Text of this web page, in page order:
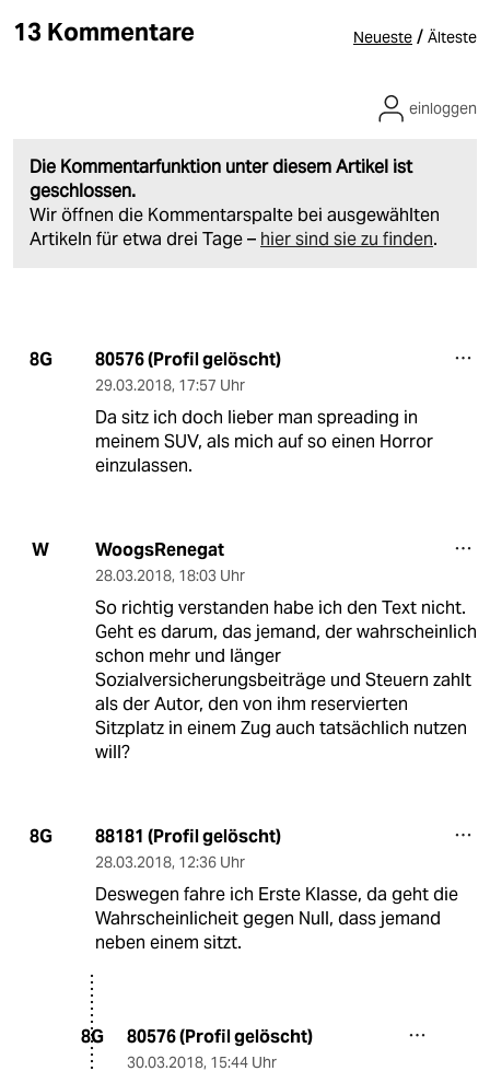
13 Kommentare Neueste / Älteste
Die Kommentarfunktion unter diesem Artikel ist
geschlossen.
Wir öffnen die Kommentarspalte bei ausgewählten
Artikeln für etwa drei Tage – hier sind sie zu finden.
einloggen
8G 80576 (Profil gelöscht)
29.03.2018, 17:57 Uhr
Da sitz ich doch lieber man spreading in
meinem SUV, als mich auf so einen Horror
einzulassen.
W WoogsRenegat
28.03.2018, 18:03 Uhr
So richtig verstanden habe ich den Text nicht.
Geht es darum, das jemand, der wahrscheinlich
schon mehr und länger
Sozialversicherungsbeiträge und Steuern zahlt
als der Autor, den von ihm reservierten
Sitzplatz in einem Zug auch tatsächlich nutzen
will?
8G 88181 (Profil gelöscht)
28.03.2018, 12:36 Uhr
Deswegen fahre ich Erste Klasse, da geht die
Wahrscheinlicheit gegen Null, dass jemand
neben einem sitzt.
8G 80576 (Profil gelöscht)
30.03.2018, 15:44 Uhr